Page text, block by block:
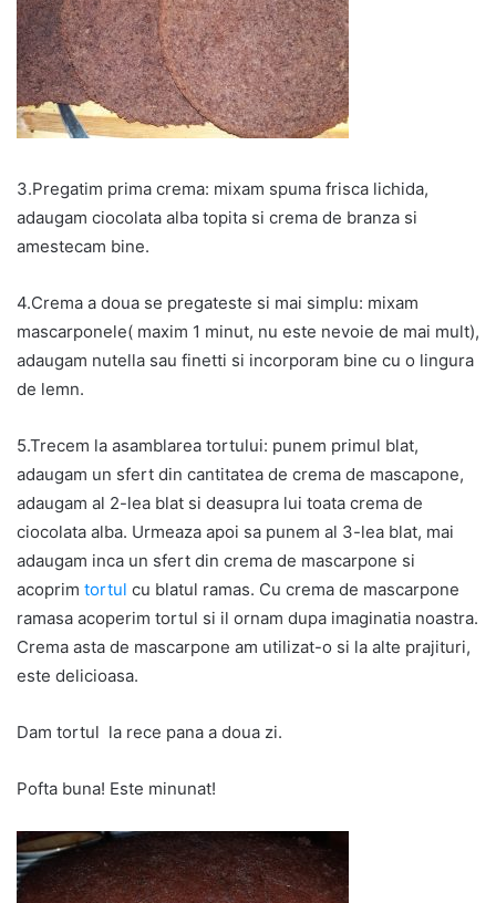
3.Pregatim prima crema: mixam spuma frisca lichida,
adaugam ciocolata alba topita si crema de branza si
amestecam bine.
4.Crema a doua se pregateste si mai simplu: mixam
mascarponele( maxim 1 minut, nu este nevoie de mai mult),
adaugam nutella sau finetti si incorporam bine cu o lingura
de lemn.
5.Trecem la asamblarea tortului: punem primul blat,
adaugam un sfert din cantitatea de crema de mascapone,
adaugam al 2-lea blat si deasupra lui toata crema de
ciocolata alba. Urmeaza apoi sa punem al 3-lea blat, mai
adaugam inca un sfert din crema de mascarpone si
acoprim tortul cu blatul ramas. Cu crema de mascarpone
ramasa acoperim tortul si il ornam dupa imaginatia noastra.
Crema asta de mascarpone am utilizat-o si la alte prajituri,
este delicioasa.
Dam tortul la rece pana a doua zi.
Pofta buna! Este minunat!